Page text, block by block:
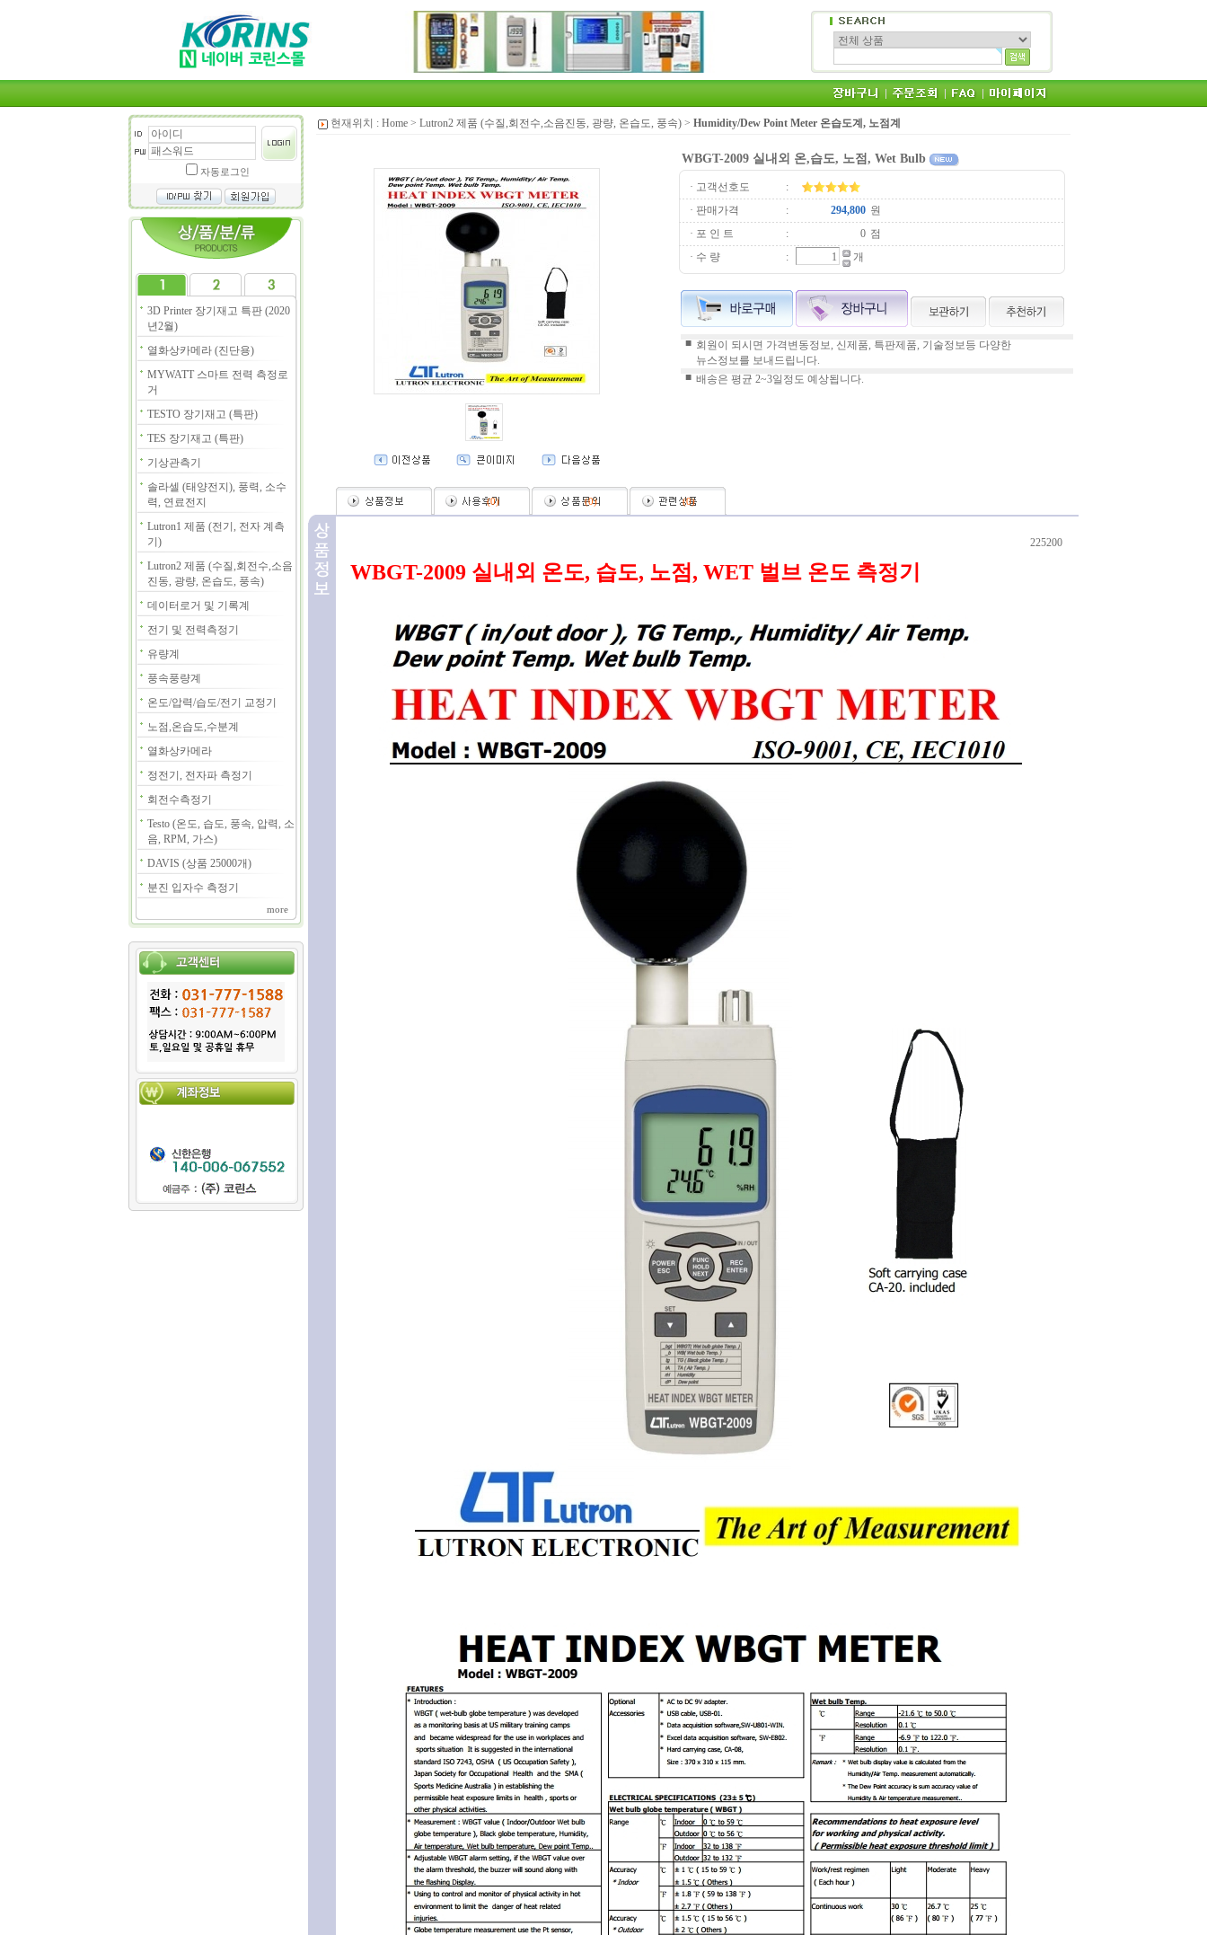
자동로그인
3D Printer 장기재고 특판 (2020
년2월)
열화상카메라 (진단용)
MYWATT 스마트 전력 측정로
거
TESTO 장기재고 (특판)
TES 장기재고 (특판)
기상관측기
솔라셀 (태양전지), 풍력, 소수
력, 연료전지
Lutron1 제품 (전기, 전자 계측
기)
Lutron2 제품 (수질,회전수,소음
진동, 광량, 온습도, 풍속)
데이터로거 및 기록계
전기 및 전력측정기
유량계
풍속풍량계
온도/압력/습도/전기 교정기
노점,온습도,수분계
열화상카메라
정전기, 전자파 측정기
회전수측정기
Testo (온도, 습도, 풍속, 압력, 소
음, RPM, 가스)
DAVIS (상품 25000개)
분진 입자수 측정기
more
현재위치 : Home > Lutron2 제품 (수질,회전수,소음진동, 광량, 온습도, 풍속) > Humidity/Dew Point Meter 온습도계, 노점계
WBGT-2009 실내외 온,습도, 노점, Wet Bulb
· 고객선호도
:
· 판매가격
:
원
· 포 인 트
:
점
· 수 량
: 개
■ 회원이 되시면 가격변동정보, 신제품, 특판제품, 기술정보등 다양한
뉴스정보를 보내드립니다.
■ 배송은 평균 2~3일정도 예상됩니다.
(0) (0) (0)
225200
WBGT-2009 실내외 온도, 습도, 노점, WET 벌브 온도 측정기